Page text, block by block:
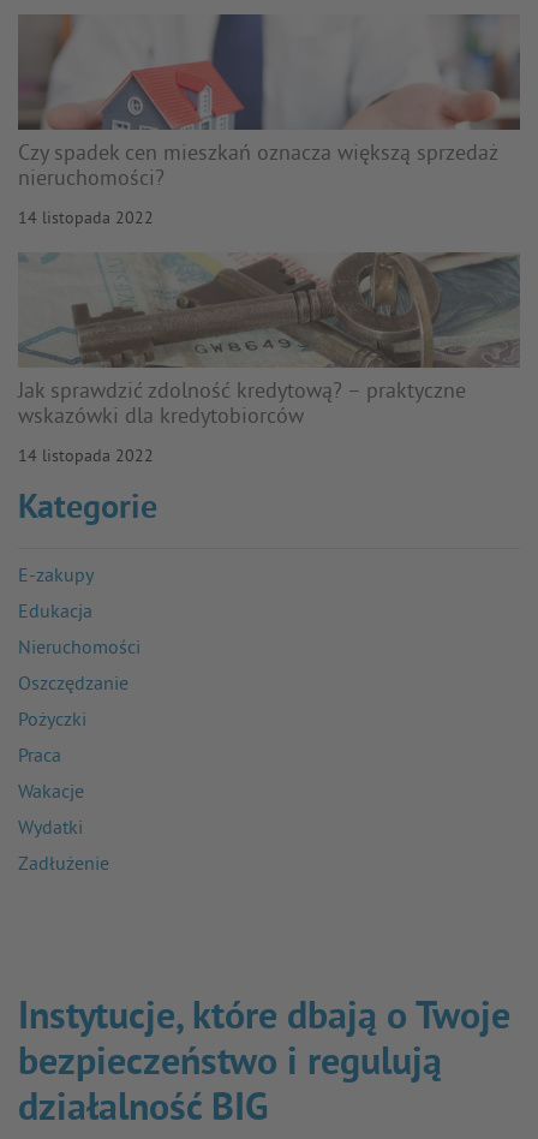
Czy spadek cen mieszkań oznacza większą sprzedaż
nieruchomości?
14 listopada 2022
Jak sprawdzić zdolność kredytową? – praktyczne
wskazówki dla kredytobiorców
14 listopada 2022
Kategorie
E-zakupy
Edukacja
Nieruchomości
Oszczędzanie
Pożyczki
Praca
Wakacje
Wydatki
Zadłużenie
Instytucje, które dbają o Twoje
bezpieczeństwo i regulują
działalność BIG